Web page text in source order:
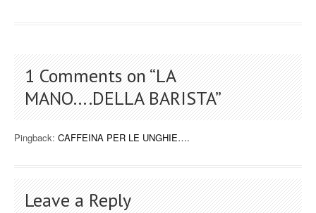
1 Comments on “LA
MANO….DELLA BARISTA”
Pingback: CAFFEINA PER LE UNGHIE….
Leave a Reply